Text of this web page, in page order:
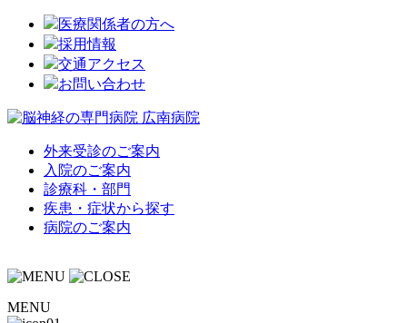
医療関係者の方へ
採用情報
交通アクセス
お問い合わせ
外来受診のご案内
入院のご案内
診療科・部門
疾患・症状から探す
病院のご案内
MENU